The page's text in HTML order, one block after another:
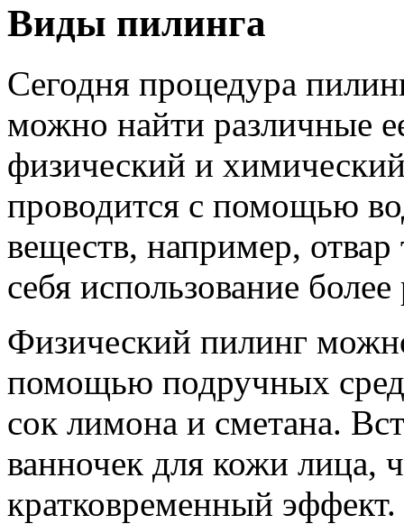
Виды пилинга
Сегодня процедура
можно найти различные
физический и
проводится с помощью
веществ, например,
себя использование
Физический пилинг
помощью подручных
сок лимона и сметана.
ванночек для кожи лица,
кратковременный эффект.